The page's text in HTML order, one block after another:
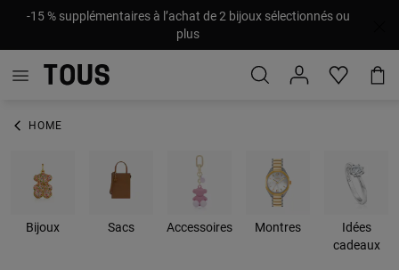
-15 % supplémentaires à l’achat de 2 bijoux sélectionnés ou
plus
HOME
Bijoux Sacs Accessoires Montres
Idées
cadeaux